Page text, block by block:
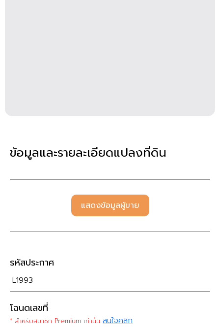
ข้อมูลและรายละเอียดแปลงที่ดิน
แสดงข้อมูลผู้ขาย
รหัสประกาศ
L1993
โฉนดเลขที่
* สำหรับสมาชิก Premium เท่านั้น สนใจคลิก